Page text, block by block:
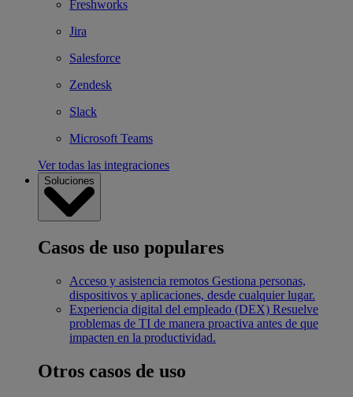
Freshworks
Jira
Salesforce
Zendesk
Slack
Microsoft Teams
Ver todas las integraciones
Soluciones
Casos de uso populares
Acceso y asistencia remotos Gestiona personas,
dispositivos y aplicaciones, desde cualquier lugar.
Experiencia digital del empleado (DEX) Resuelve
problemas de TI de manera proactiva antes de que
impacten en la productividad.
Otros casos de uso